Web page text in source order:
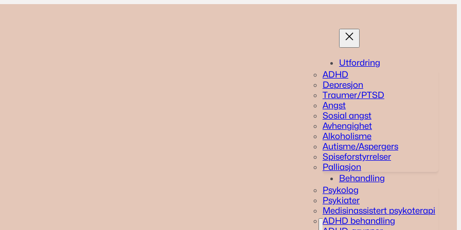
Utfordring
ADHD
Depresjon
Traumer/PTSD
Angst
Sosial angst
Avhengighet
Alkoholisme
Autisme/Aspergers
Spiseforstyrrelser
Palliasjon
Behandling
Psykolog
Psykiater
Medisinassistert psykoterapi
ADHD behandling